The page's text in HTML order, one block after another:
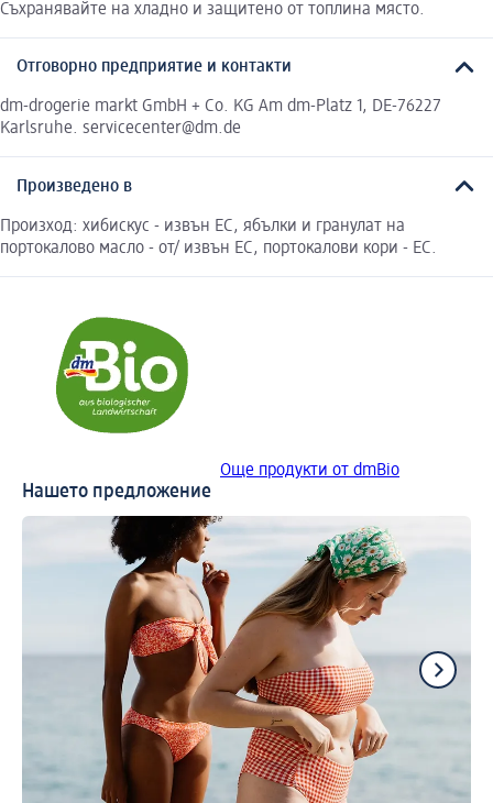
Съхранявайте на хладно и защитено от топлина място.
Отговорно предприятие и контакти
dm-drogerie markt GmbH + Co. KG Am dm-Platz 1, DE-76227
Karlsruhe. servicecenter@dm.de
Произведено в
Произход: хибискус - извън ЕС, ябълки и гранулат на
портокалово масло - от/ извън ЕС, портокалови кори - ЕС.
Още продукти от dmBio
Нашето предложение